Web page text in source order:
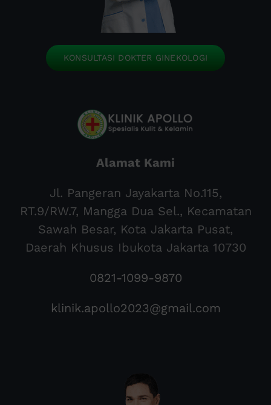
KONSULTASI DOKTER GINEKOLOGI
Alamat Kami
Jl. Pangeran Jayakarta No.115,
RT.9/RW.7, Mangga Dua Sel., Kecamatan
Sawah Besar, Kota Jakarta Pusat,
Daerah Khusus Ibukota Jakarta 10730
0821-1099-9870
klinik.apollo2023@gmail.com